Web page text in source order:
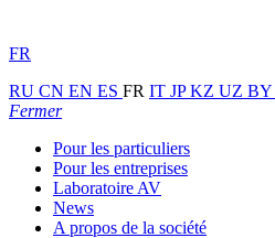
FR
RU CN EN ES FR IT JPKZ UZ BY
Fermer
Pour les particuliers
Pour les entreprises
Laboratoire AV
News
A propos de la société